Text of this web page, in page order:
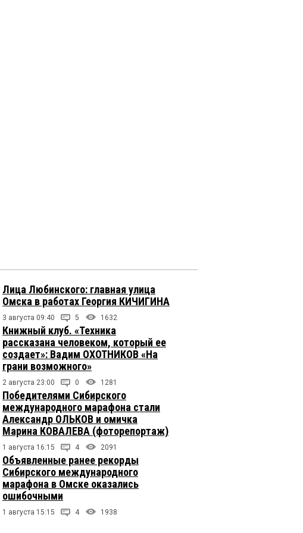
Лица Любинского: главная улица
Омска в работах Георгия КИЧИГИНА
3 августа 09:40 5 1632
Книжный клуб. «Техника
рассказана человеком, который ее
создает»: Вадим ОХОТНИКОВ «На
грани возможного»
2 августа 23:00 0 1281
Победителями Сибирского
международного марафона стали
Александр ОЛЬКОВ и омичка
Марина КОВАЛЕВА (фоторепортаж)
1 августа 16:15 4 2091
Объявленные ранее рекорды
Сибирского международного
марафона в Омске оказались
ошибочными
1 августа 15:15 4 1938